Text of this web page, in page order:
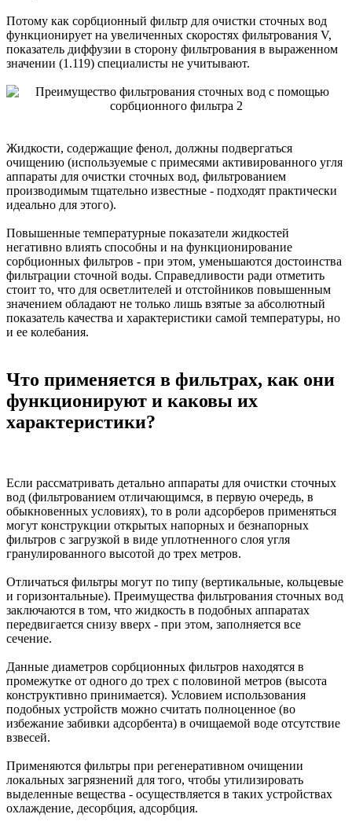
Потому как сорбционный фильтр для очистки сточных вод
функционирует на увеличенных скоростях фильтрования V,
показатель диффузии в сторону фильтрования в выраженном
значении (1.119) специалисты не учитывают.
Жидкости, содержащие фенол, должны подвергаться
очищению (используемые с примесями активированного угля
аппараты для очистки сточных вод, фильтрованием
производимым тщательно известные - подходят практически
идеально для этого).
Повышенные температурные показатели жидкостей
негативно влиять способны и на функционирование
сорбционных фильтров - при этом, уменьшаются достоинства
фильтрации сточной воды. Справедливости ради отметить
стоит то, что для осветлителей и отстойников повышенным
значением обладают не только лишь взятые за абсолютный
показатель качества и характеристики самой температуры, но
и ее колебания.
Что применяется в фильтрах, как они
функционируют и каковы их
характеристики?
Если рассматривать детально аппараты для очистки сточных
вод (фильтрованием отличающимся, в первую очередь, в
обыкновенных условиях), то в роли адсорберов применяться
могут конструкции открытых напорных и безнапорных
фильтров с загрузкой в виде уплотненного слоя угля
гранулированного высотой до трех метров.
Отличаться фильтры могут по типу (вертикальные, кольцевые
и горизонтальные). Преимущества фильтрования сточных вод
заключаются в том, что жидкость в подобных аппаратах
передвигается снизу вверх - при этом, заполняется все
сечение.
Данные диаметров сорбционных фильтров находятся в
промежутке от одного до трех с половиной метров (высота
конструктивно принимается). Условием использования
подобных устройств можно считать полноценное (во
избежание забивки адсорбента) в очищаемой воде отсутствие
взвесей.
Применяются фильтры при регенеративном очищении
локальных загрязнений для того, чтобы утилизировать
выделенные вещества - осуществляется в таких устройствах
охлаждение, десорбция, адсорбция.